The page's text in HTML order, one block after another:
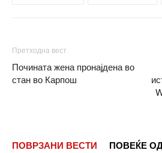
Претходна вест
Почината жена пронајдена во
стан во Карпош
ПОВРЗАНИ ВЕСТИ ПОВЕЌЕ